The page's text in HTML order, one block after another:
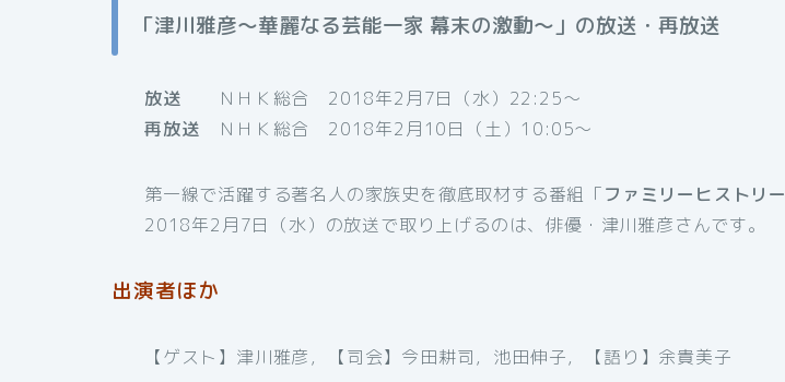
「津川雅彦～華麗なる芸能一家 幕末の激動～」の放送・再放送
放送 ＮＨＫ総合 2018年2月7日（水）22:25～
再放送 ＮＨＫ総合 2018年2月10日（土）10:05～
第一線で活躍する著名人の家族史を徹底取材する番組「ファミリーヒストリー
2018年2月7日（水）の放送で取り上げるのは、俳優・津川雅彦さんです。
出演者ほか
【ゲスト】津川雅彦，【司会】今田耕司，池田伸子，【語り】余貴美子